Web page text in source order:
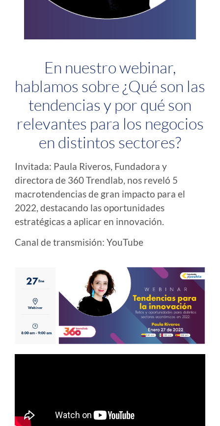
En nuestro webinar,
hablamos sobre ¿Qué son las
tendencias y por qué son
relevantes para los negocios
en distintos sectores?
Invitada: Paula Riveros, Fundadora y
directora de 360 Trendlab, nos reveló 5
macrotendencias de gran impacto para el
2022, destacando las oportunidades
estratégicas a aplicar en innovación.
Canal de transmisión: YouTube